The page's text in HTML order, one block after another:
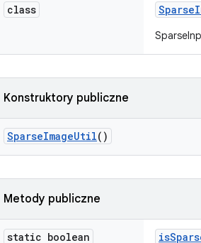
class Sparse
Konstruktory publiczne
SparseImageUtil()
Metody publiczne
static boolean is